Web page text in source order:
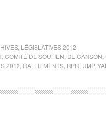
LÉGISLATIVES 2012
COMITÉ DE SOUTIEN DE CANSON
2012 RALLIEMENTS RPR; UMP,